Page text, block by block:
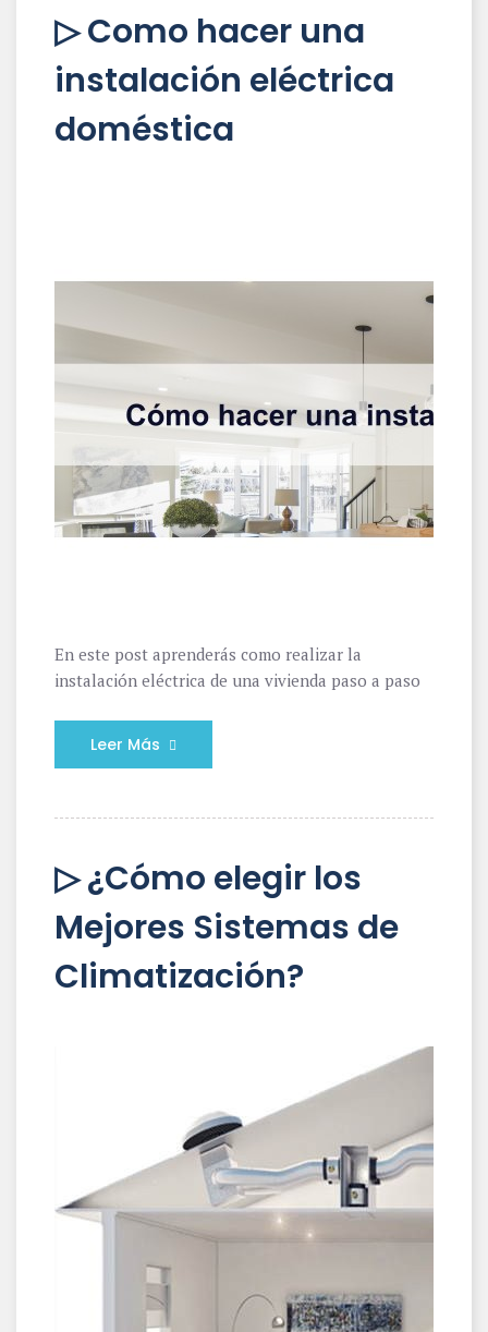
▷ Como hacer una
instalación eléctrica
doméstica
En este post aprenderás como realizar la
instalación eléctrica de una vivienda paso a paso
Leer Más
▷ ¿Cómo elegir los
Mejores Sistemas de
Climatización?